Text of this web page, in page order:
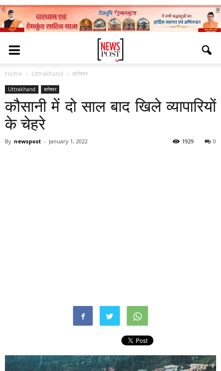
Home Uttrakhand बागेश्वर
Uttrakhand बागेश्वर
कौसानी में दो साल बाद खिले व्यापारियों
के चेहरे
By newspost - January 1, 2022 0
1929